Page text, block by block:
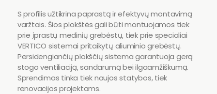
S profilis užtikrina paprastą ir efektyvų montavimą
varžtais. Šios plokštės gali būti montuojamos tiek
prie įprastų medinių grebėstų, tiek prie specialiai
VERTICO sistemai pritaikytų aliuminio grebėstų.
Persidengiančių plokščių sistema garantuoja gerą
stogo ventiliaciją, sandarumą bei ilgaamžiškumą.
Sprendimas tinka tiek naujos statybos, tiek
renovacijos projektams.